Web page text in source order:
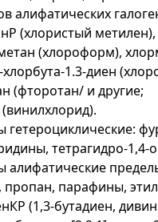
алифатических
(хлористый
(хлороформ),
хлорбута-1.3-диен
(фторотан/ и другие;
гетероциклические:
тетрагидро-1,4-
алифатические
пропан, парафины,
(1,3-бутадиен,